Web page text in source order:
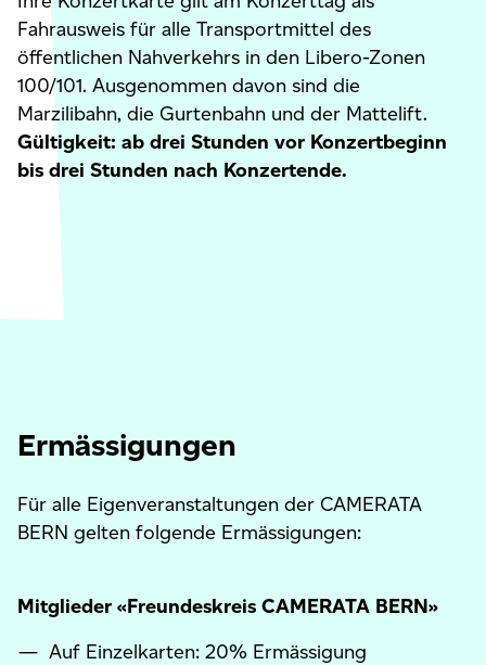
Fahrausweis für alle Transportmittel des
öffentlichen Nahverkehrs in den Libero-Zonen
100/101. Ausgenommen davon sind die
Marzilibahn, die Gurtenbahn und der Mattelift.
Gültigkeit: ab drei Stunden vor Konzertbeginn
bis drei Stunden nach Konzertende.
Ermässigungen
Für alle Eigenveranstaltungen der CAMERATA
BERN gelten folgende Ermässigungen:
Mitglieder «Freundeskreis CAMERATA BERN»
Auf Einzelkarten: 20% Ermässigung